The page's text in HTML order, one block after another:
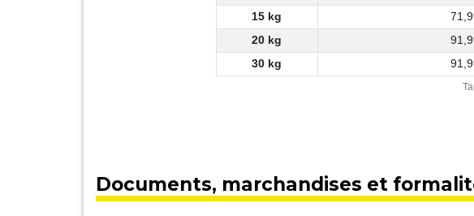
15 kg
20 kg
30 kg
Documents, marchandises et